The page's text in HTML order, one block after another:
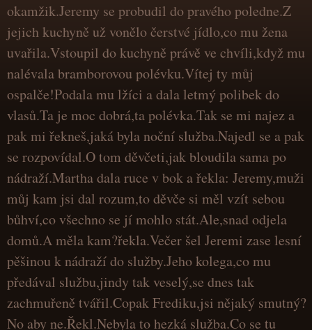
okamžik.Jeremy se probudil do pravého poledne.Z
jejich kuchyně už vonělo čerstvé jídlo,co mu žena
uvařila.Vstoupil do kuchyně právě ve chvíli,když mu
nalévala bramborovou polévku.Vítej ty můj
ospalče!Podala mu lžíci a dala letmý polibek do
vlasů.Ta je moc dobrá,ta polévka.Tak se mi najez a
pak mi řekneš,jaká byla noční služba.Najedl se a pak
se rozpovídal.O tom děvčeti,jak bloudila sama po
nádraží.Martha dala ruce v bok a řekla: Jeremy,muži
můj kam jsi dal rozum,to děvče si měl vzít sebou
bůhví,co všechno se jí mohlo stát.Ale,snad odjela
domů.A měla kam?řekla.Večer šel Jeremi zase lesní
pěšinou k nádraží do služby.Jeho kolega,co mu
předával službu,jindy tak veselý,se dnes tak
zachmuřeně tvářil.Copak Frediku,jsi nějaký smutný?
No aby ne.Řekl.Nebyla to hezká služba.Co se tu